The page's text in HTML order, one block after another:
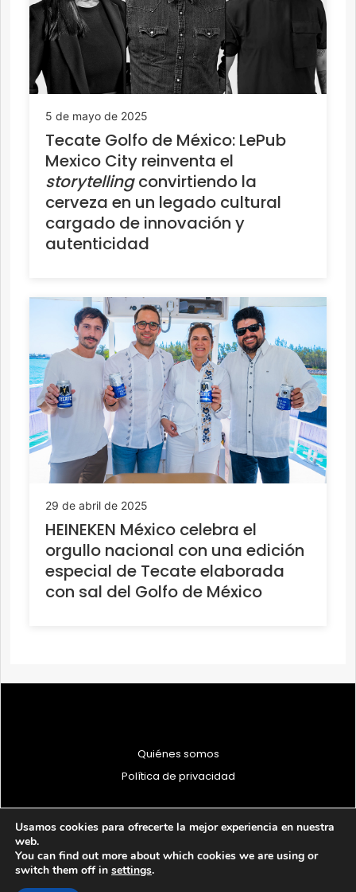
5 de mayo de 2025
Tecate Golfo de México: LePub
Mexico City reinventa el
storytellingconvirtiendo la
cerveza en un legado cultural
cargado de innovación y
autenticidad
29 de abril de 2025
HEINEKEN México celebra el
orgullo nacional con una edición
especial de Tecate elaborada
con sal del Golfo de México
Quiénes somos
Política de privacidad
© 1997 - 2026 PRODU - Todos los derechos reservados
Usamos cookies para ofrecerte la mejor experiencia en nuestra
web.
You can find out more about which cookies we are using or
switch them off in settings.